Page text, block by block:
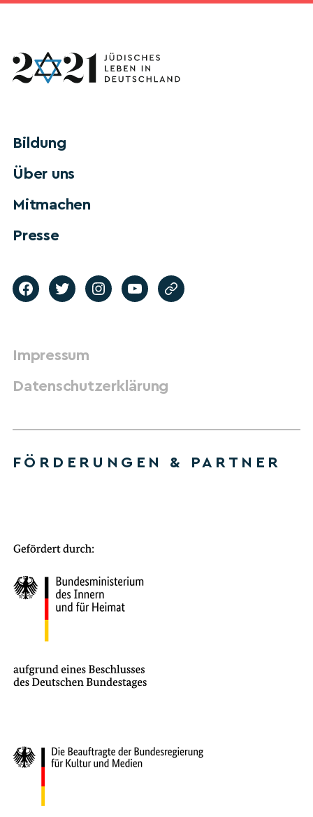
Bildung
Über uns
Mitmachen
Presse
Impressum
Datenschutzerklärung
FÖRDERUNGEN & PARTNER